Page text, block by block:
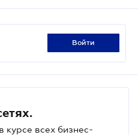
войти
курсе всех бизнес-